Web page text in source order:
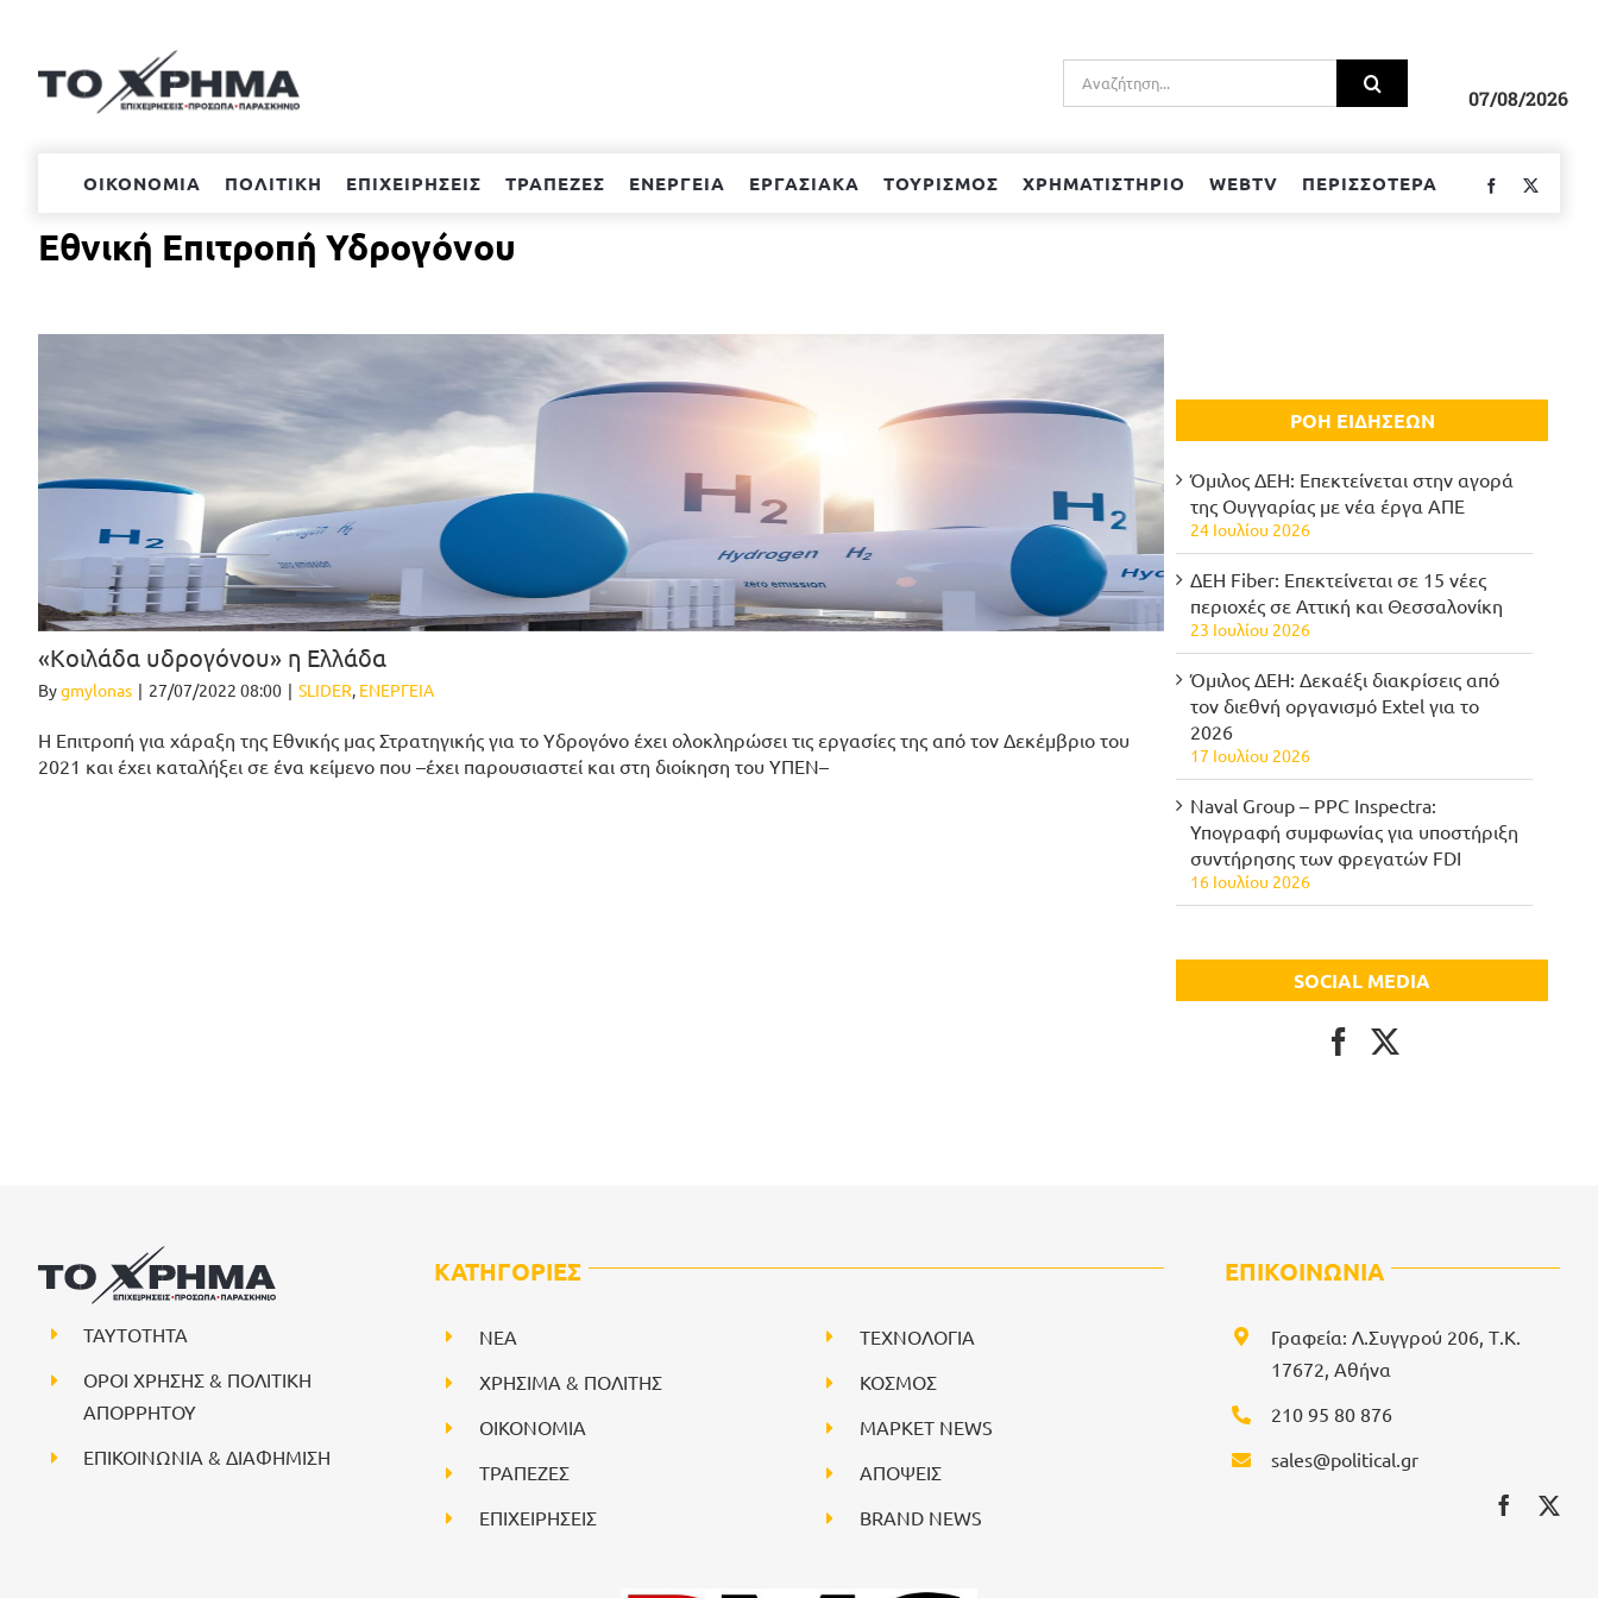
περιεχόμενο
Αναζήτηση
για:
07/08/2026
ΟΙΚΟΝΟΜΙΑ ΠΟΛΙΤΙΚΗ ΕΠΙΧΕΙΡΗΣΕΙΣ ΤΡΑΠΕΖΕΣ ΕΝΕΡΓΕΙΑ ΕΡΓΑΣΙΑΚΑ ΤΟΥΡΙΣΜΟΣ ΧΡΗΜΑΤΙΣΤΗΡΙΟ WEBTV ΠΕΡΙΣΣΟΤΕΡΑ Facebook
Εθνική Επιτροπή Υδρογόνου
«Κοιλάδα υδρογόνου» η Ελλάδα
Bygmylonas | 27/07/2022 08:00 | SLIDER, ΕΝΕΡΓΕΙΑ
H Επιτροπή για χάραξη της Εθνικής μας Στρατηγικής για το Υδρογόνο έχει ολοκληρώσει τις εργασίες της από τον Δεκέμβριο του
2021 και έχει καταλήξει σε ένα κείμενο που –έχει παρουσιαστεί και στη διοίκηση του ΥΠΕΝ–
ΡΟΗ ΕΙΔΗΣΕΩΝ
Όμιλος ΔΕΗ: Επεκτείνεται στην αγορά
της Ουγγαρίας με νέα έργα ΑΠΕ
24 Ιουλίου 2026
ΔΕΗ Fiber: Επεκτείνεται σε 15 νέες
περιοχές σε Αττική και Θεσσαλονίκη
23 Ιουλίου 2026
Όμιλος ΔΕΗ: Δεκαέξι διακρίσεις από
τον διεθνή οργανισμό Extel για το
2026
17 Ιουλίου 2026
Naval Group – PPC Inspectra:
Υπογραφή συμφωνίας για υποστήριξη
συντήρησης των φρεγατών FDI
16 Ιουλίου 2026
SOCIAL MEDIA
ΤΑΥΤΟΤΗΤΑ
ΟΡΟΙ ΧΡΗΣΗΣ & ΠΟΛΙΤΙΚΗ
ΑΠΟΡΡΗΤΟΥ
ΕΠΙΚΟΙΝΩΝΙΑ & ΔΙΑΦΗΜΙΣΗ
ΚΑΤΗΓΟΡΙΕΣ
NEA
ΧΡΗΣΙΜΑ & ΠΟΛΙΤΗΣ
ΟΙΚΟΝΟΜΙΑ
ΤΡΑΠΕΖΕΣ
ΕΠΙΧΕΙΡΗΣΕΙΣ
ΤΕΧΝΟΛΟΓΙΑ
ΚΟΣΜΟΣ
ΜΑΡΚΕΤ NEWS
ΑΠΟΨΕΙΣ
BRAND NEWS
ΕΠΙΚΟΙΝΩΝΙΑ
Γραφεία: Λ.Συγγρού 206, Τ.Κ.
17672, Αθήνα
210 95 80 876
sales@political.gr